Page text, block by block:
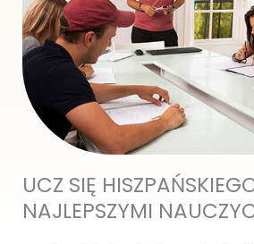
UCZ SIĘ
NAJLEPSZYMI